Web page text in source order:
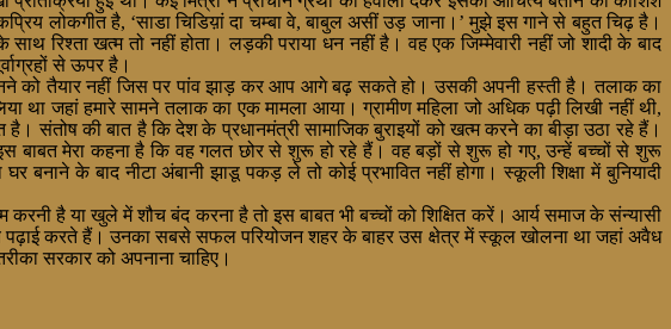
लोकगीत है, ‘साडा चिडिय़ां दा चम्बा वे, बाबुल असीं उड़ जाना।’ मुझे इस गाने से बहुत चिढ़ है।
खत्म तो नहीं होता। लड़की पराया धन नहीं है। वह एक जिम्मेवारी नहीं जो शादी के बाद
से ऊपर है।
को तैयार नहीं जिस पर पांव झाड़ कर आप आगे बढ़ सकते हो। उसकी अपनी हस्ती है। तलाक का
जहां हमारे सामने तलाक का एक मामला आया। ग्रामीण महिला जो अधिक पढ़ी लिखी नहीं थी,
संतोष की बात है कि देश के प्रधानमंत्री सामाजिक बुराइयों को खत्म करने का बीड़ा उठा रहे हैं।
बाबत मेरा कहना है कि वह गलत छोर से शुरू हो रहे हैं। वह बड़ों से शुरू हो गए, उन्हें बच्चों से शुरू
के बाद नीटा अंबानी झाडू पकड़ ले तो कोई प्रभावित नहीं होगा। स्कूली शिक्षा में बुनियादी
है या खुले में शौच बंद करना है तो इस बाबत भी बच्चों को शिक्षित करें। आर्य समाज के संन्यासी
पढ़ाई करते हैं। उनका सबसे सफल परियोजन शहर के बाहर उस क्षेत्र में स्कूल खोलना था जहां अवैध
सरकार को अपनाना चाहिए।